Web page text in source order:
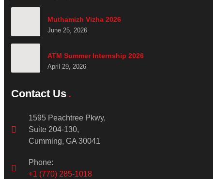
Muthamizh Vizha 2026
June 25, 2026
ATM Summer Internship 2026
April 29, 2026
Contact Us
1595 Peachtree Pkwy,
Suite 204-130,
Cumming, GA 30041
Phone:
+1 (770) 285-1018